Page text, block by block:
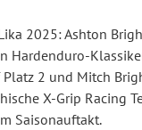
2025: Ashton
Hardenduro-
2 und Mitch
X-Grip Racing
Saisonauftakt.